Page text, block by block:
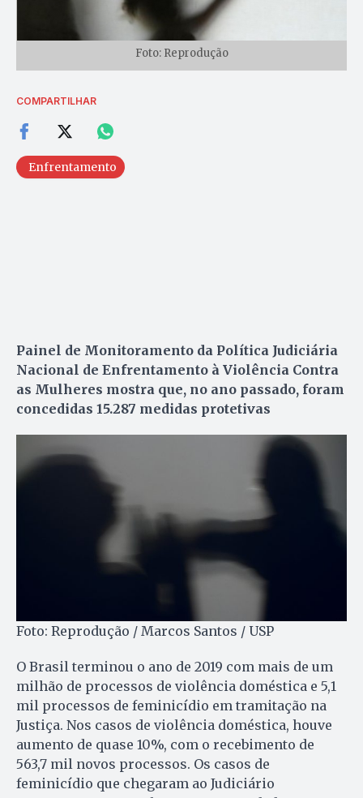
Foto: Reprodução
COMPARTILHAR
Enfrentamento
Painel de Monitoramento da Política Judiciária
Nacional de Enfrentamento à Violência Contra
as Mulheres mostra que, no ano passado, foram
concedidas 15.287 medidas protetivas
Foto: Reprodução / Marcos Santos / USP
O Brasil terminou o ano de 2019 com mais de um
milhão de processos de violência doméstica e 5,1
mil processos de feminicídio em tramitação na
Justiça. Nos casos de violência doméstica, houve
aumento de quase 10%, com o recebimento de
563,7 mil novos processos. Os casos de
feminicídio que chegaram ao Judiciário